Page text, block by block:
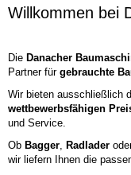
Willkommen bei
Die Danacher
Partner für gebrauchte
Wir bieten ausschließlich
wettbewerbsfähigen
und Service.
Ob Bagger, Radlader
wir liefern Ihnen die